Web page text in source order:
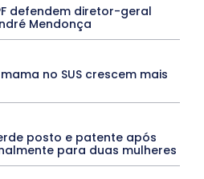
DISTRITO FEDERAL
EDUCAÇÃO
E OPORTUNIDADES
Santo ESPORTE
ESTÁGIO
Febre Oropouche
Goiás
ARTIFICIAL
INTERNACIONAL
Opinião Oropouche
Pernambuco Piauí
POLÍTICA
SELETIVO
PUBLIEDITORIAL
defendem diretor-geral
Mendonça
no SUS crescem mais
posto e patente após
para duas mulheres